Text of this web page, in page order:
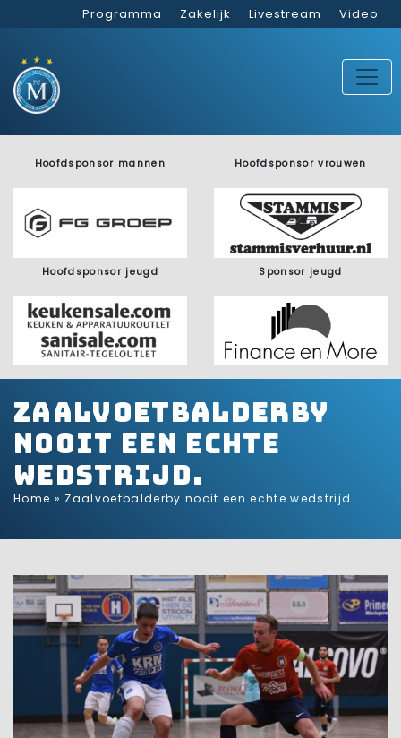
Programma Zakelijk Livestream Video
Hoofdsponsor mannen Hoofdsponsor vrouwen
Hoofdsponsor jeugd Sponsor jeugd
Zaalvoetbalderby
nooit een echte
wedstrijd.
Home » Zaalvoetbalderby nooit een echte wedstrijd.